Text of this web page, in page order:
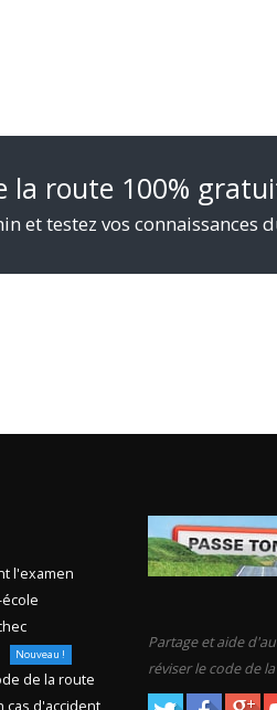
la route 100%
et testez vos connaissances
l'examen
Nouveau !
de la route
Partage et aide
réviser le code de